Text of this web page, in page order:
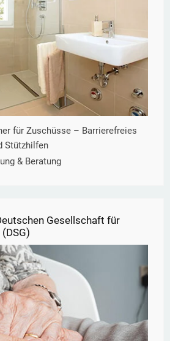
für Zuschüsse – Barrierefreies
Stützhilfen
& Beratung
Gesellschaft für